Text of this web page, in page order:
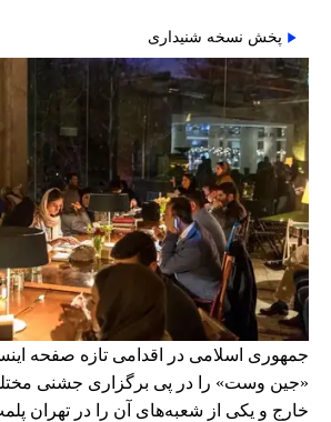
پخش نسخه شنیداری
جمهوری اسلامی در اقدامی تازه صفحه
«جین وست» را در پی برگزاری جشنی
خارج و یکی از شعبه‌های آن را در تهران